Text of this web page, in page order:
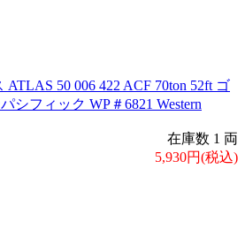
ATLAS 50 006 422 ACF 70ton 52ft ゴ
シフィック WP＃6821 Western
在庫数 1 両
5,930円(税込)